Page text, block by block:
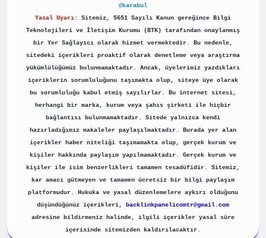
@karabul
Yasal Uyarı:
Sitemiz, 5651 Sayılı Kanun gereğince Bilgi
Teknolojileri ve İletişim Kurumu (BTK) tarafından onaylanmış
bir Yer Sağlayıcı olarak hizmet vermektedir. Bu nedenle,
sitedeki içerikleri proaktif olarak denetleme veya araştırma
yükümlülüğümüz bulunmamaktadır. Ancak, üyelerimiz yazdıkları
içeriklerin sorumluluğunu taşımakta olup, siteye üye olarak
bu sorumluluğu kabul etmiş sayılırlar. Bu internet sitesi,
herhangi bir marka, kurum veya şahıs şirketi ile hiçbir
bağlantısı bulunmamaktadır. Sitede yalnızca kendi
hazırladığımız makaleler paylaşılmaktadır. Burada yer alan
içerikler haber niteliği taşımamakta olup, gerçek kurum ve
kişiler hakkında paylaşım yapılmamaktadır. Gerçek kurum ve
kişiler ile isim benzerlikleri tamamen tesadüfidir. Sitemiz,
kar amacı gütmeyen ve tamamen ücretsiz bir bilgi paylaşım
platformudur. Hukuka ve yasal düzenlemelere aykırı olduğunu
düşündüğünüz içerikleri,
backlinkpanelicomtr@gmail.com
adresine bildirmeniz halinde, ilgili içerikler yasal süre
içerisinde sitemizden kaldırılacaktır.